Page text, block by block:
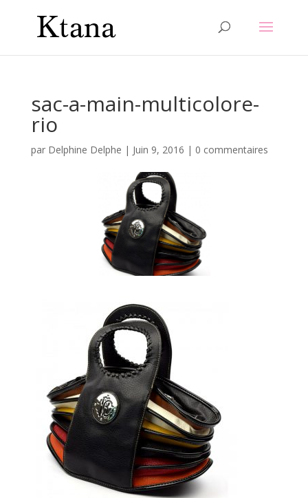
sac-a-main-multicolore-
rio
par Delphine Delphe | Juin 9, 2016 | 0 commentaires